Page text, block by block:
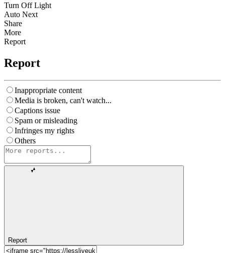
Turn Off Light
Auto Next
Share
More
Report
Report
Inappropriate content
Media is broken, can't watch...
Captions issue
Spam or misleading
Infringes my rights
Others
Report